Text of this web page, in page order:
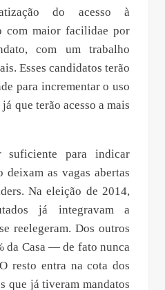
do acesso à
com maior facilidae por
com um trabalho
Esses candidatos terão
para incrementar o uso
que terão acesso a mais
suficiente para indicar
deixam as vagas abertas
Na eleição de 2014,
já integravam a
reelegeram. Dos outros
da Casa — de fato nunca
resto entra na cota dos
que já tiveram mandatos